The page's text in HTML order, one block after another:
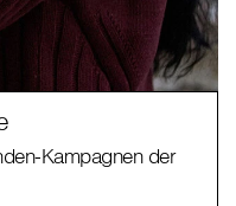
Kampagnen der